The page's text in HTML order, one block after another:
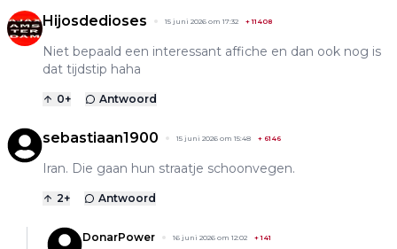
Hijosdedioses 15 juni 2026 om 17:32 +11408
Niet bepaald een interessant affiche en dan ook nog is
dat tijdstip haha
0+ Antwoord
sebastiaan1900 15 juni 2026 om 15:48 + 6146
Iran. Die gaan hun straatje schoonvegen.
2+ Antwoord
DonarPower 16 juni 2026 om 12:02 +141